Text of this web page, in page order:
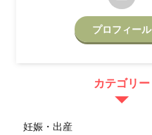
プロフィール
カテゴリー
妊娠・出産